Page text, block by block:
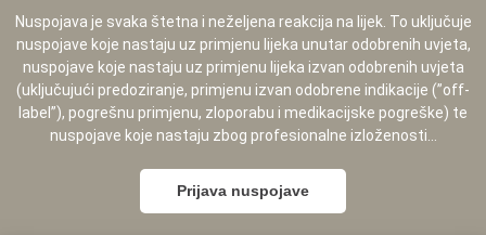
Nuspojava je svaka štetna i neželjena reakcija na lijek. To uključuje
nuspojave koje nastaju uz primjenu lijeka unutar odobrenih uvjeta,
nuspojave koje nastaju uz primjenu lijeka izvan odobrenih uvjeta
(uključujući predoziranje, primjenu izvan odobrene indikacije (”off-
label”), pogrešnu primjenu, zloporabu i medikacijske pogreške) te
nuspojave koje nastaju zbog profesionalne izloženosti...
Prijava nuspojave